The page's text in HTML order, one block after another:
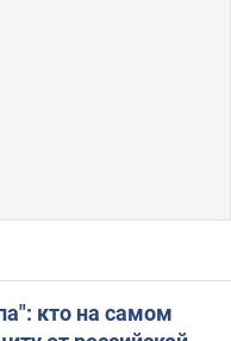
кто на самом